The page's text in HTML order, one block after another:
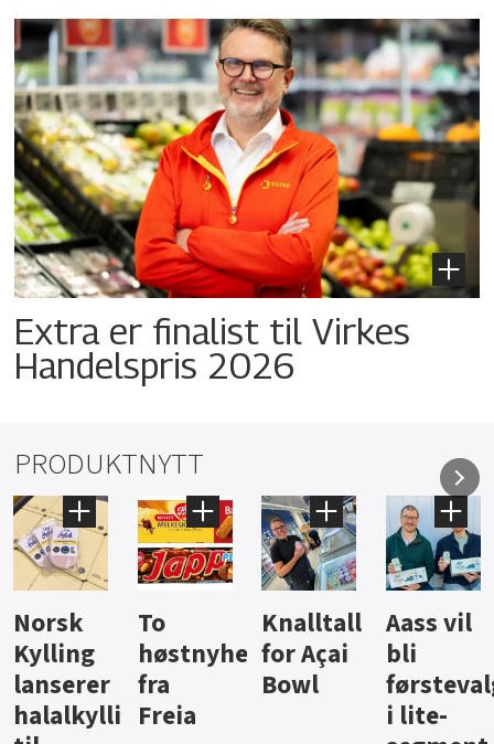
Extra er finalist til Virkes
Handelspris 2026
PRODUKTNYTT
Knalltall
for Açai
Bowl
Aass vil
bli
førstevalg
i lite-
Brus og
jus fra
Berentsen
Hard
iste fra
Hansa